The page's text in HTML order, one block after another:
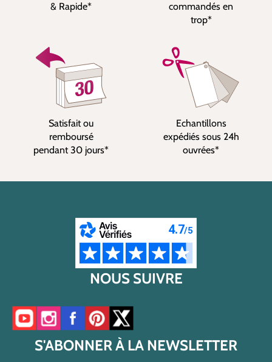
& Rapide*
commandés en
trop*
Satisfait ou
remboursé
pendant 30 jours*
Echantillons
expédiés sous 24h
ouvrées*
NOUS SUIVRE
Accéder à notre chaîne YouTube
Accéder à notre compte Instagram
Accéder à notre page Facebook
Accéder à notre compte Pinterest
Accéder à notre compte Twitter/X
S'ABONNER À LA NEWSLETTER